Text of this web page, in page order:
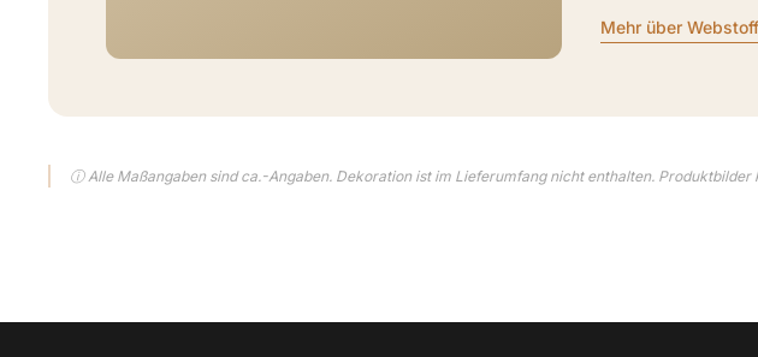
Mehr über
ⓘ Alle Maßangaben sind ca.-Angaben. Dekoration ist im Lieferumfang nicht enthalten.